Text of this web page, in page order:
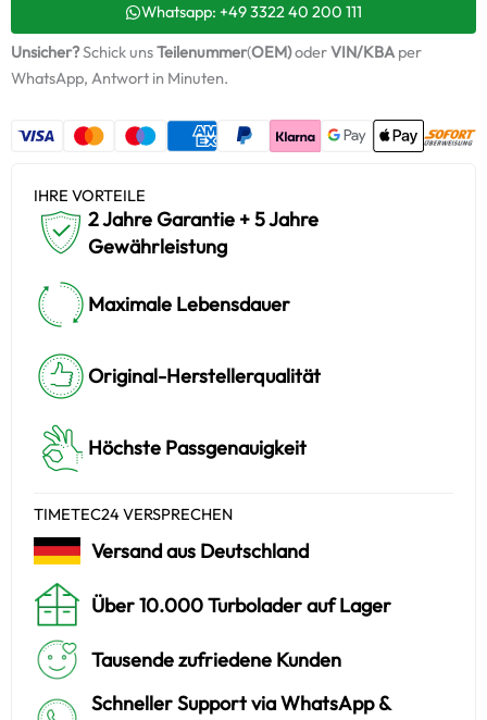
Montagesatz
Menge
Whatsapp: +49 3322 40 200 111
Unsicher?Schick unsTeilenummer(OEM)oderVIN/KBAper
WhatsApp, Antwort in Minuten.
IHRE VORTEILE
2 Jahre Garantie + 5 Jahre
Gewährleistung
Maximale Lebensdauer
Original-Herstellerqualität
Höchste Passgenauigkeit
TIMETEC24 VERSPRECHEN
Versand aus Deutschland
Über 10.000 Turbolader auf Lager
Tausende zufriedene Kunden
Schneller Support via WhatsApp &